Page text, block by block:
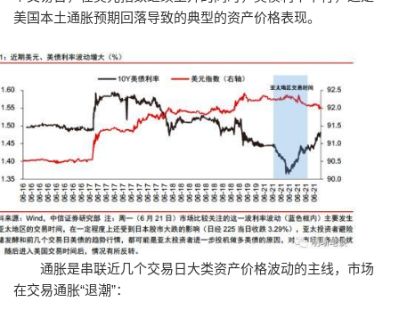
美国本土通胀预期回落导致的典型的资产价格表现。
通胀是串联近几个交易日大类资产价格波动的主线，市场
在交易通胀“退潮”：